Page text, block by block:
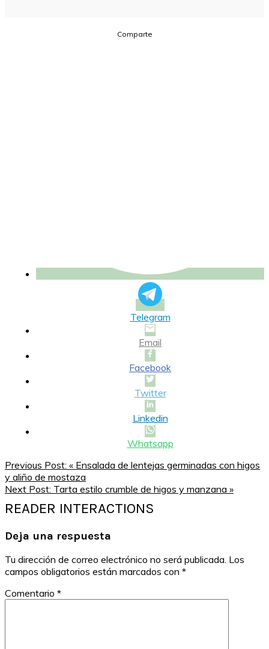
Comparte
Telegram
Email
Facebook
Twitter
Linkedin
Whatsapp
Previous Post: « Ensalada de lentejas germinadas con higos
y aliño de mostaza
Next Post: Tarta estilo crumble de higos y manzana »
READER INTERACTIONS
Deja una respuesta
Tu dirección de correo electrónico no será publicada. Los
campos obligatorios están marcados con *
Comentario *